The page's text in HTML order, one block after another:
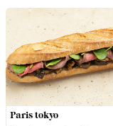
paris tokyo